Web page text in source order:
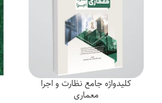
کلیدواژه جامع نظارت و اجرا
معماری